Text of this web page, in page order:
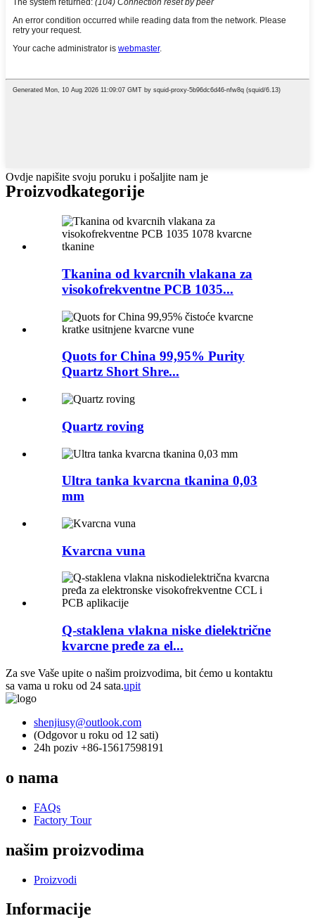
Ovdje napišite svoju poruku i pošaljite nam je
Proizvodkategorije
Tkanina od kvarcnih vlakana za
visokofrekventne PCB 1035...
Quots for China 99,95% Purity
Quartz Short Shre...
Quartz roving
Ultra tanka kvarcna tkanina 0,03
mm
Kvarcna vuna
Q-staklena vlakna niske dielektrične
kvarcne pređe za el...
Za sve Vaše upite o našim proizvodima, bit ćemo u kontaktu
sa vama u roku od 24 sata.upit
shenjiusy@outlook.com
(Odgovor u roku od 12 sati)
24h poziv +86-15617598191
o nama
FAQs
Factory Tour
našim proizvodima
Proizvodi
Informacije